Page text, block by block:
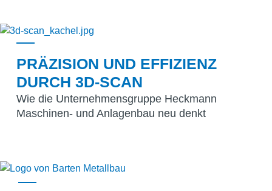
PRÄZISION UND EFFIZIENZ
DURCH 3D-SCAN
Wie die Unternehmensgruppe Heckmann
Maschinen- und Anlagenbau neu denkt